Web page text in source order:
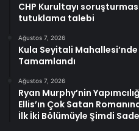
CHP Kurultayı
tutuklama talebi
Ağustos 7, 2026
Kula Seyitali Mahallesi’nde
Tamamlandı
Ağustos 7, 2026
Ryan Murphy’nin
Ellis’ın Çok Satan
İlk İki Bölümüyle Şimdi